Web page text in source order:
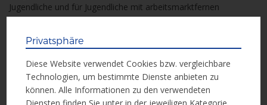
Jugendliche und für Jugendliche mit arbeitsmarktfernen
Berufswünschen sein. Als vorgeschaltete Maßnahme zur
Orientierung, die Jugendliche beim Übergang von Schule zu
Berufsausbildung unterstützen soll.
Qualifizierung mit System 2026 (Laufzeit: 01.01.2026 –
Privatsphäre
Diese Website verwendet Cookies bzw. vergleichbare
Technologien, um bestimmte Dienste anbieten zu
können. Alle Informationen zu den verwendeten
Diensten finden Sie unter in der jeweiligen Kategorie.